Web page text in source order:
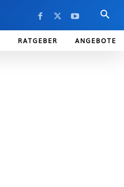
RATGEBER ANGEBOTE